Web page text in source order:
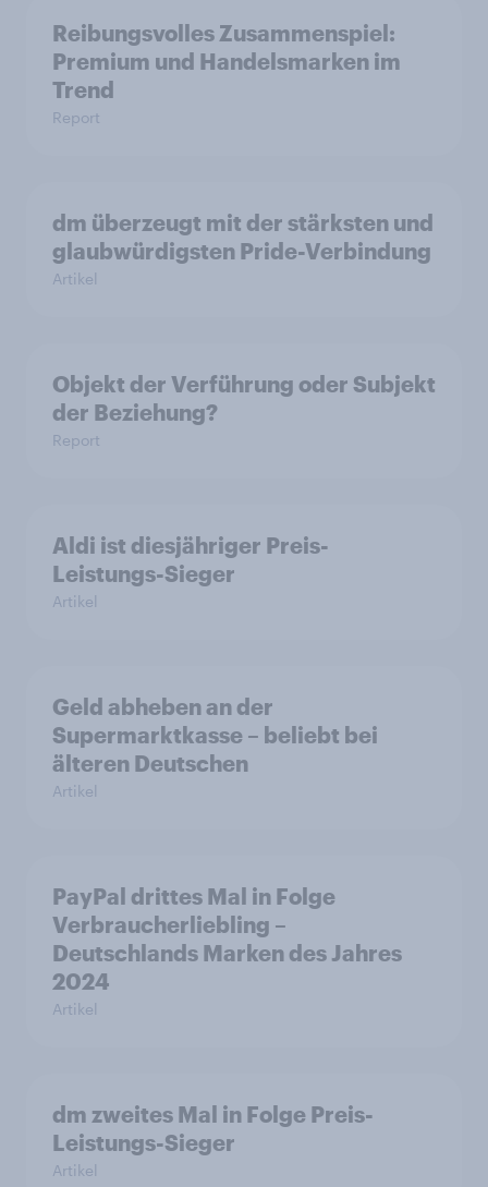
Reibungsvolles Zusammenspiel:
Premium und Handelsmarken im
Trend
Report
dm überzeugt mit der stärksten und
glaubwürdigsten Pride-Verbindung
Artikel
Objekt der Verführung oder Subjekt
der Beziehung?
Report
Aldi ist diesjähriger Preis-
Leistungs-Sieger
Artikel
Geld abheben an der
Supermarktkasse – beliebt bei
älteren Deutschen
Artikel
PayPal drittes Mal in Folge
Verbraucherliebling –
Deutschlands Marken des Jahres
2024
Artikel
dm zweites Mal in Folge Preis-
Leistungs-Sieger
Artikel